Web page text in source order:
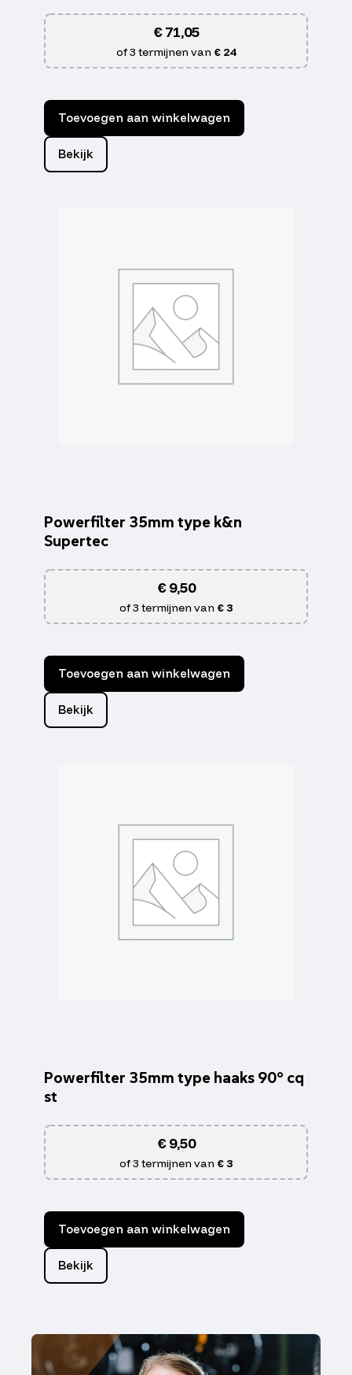
€71,05
of 3 termijnen van € 24
Toevoegen aan winkelwagen
Bekijk
Powerfilter 35mm type k&n
Supertec
€9,50
of 3 termijnen van € 3
Toevoegen aan winkelwagen
Bekijk
Powerfilter 35mm type haaks 90° cq
st
€9,50
of 3 termijnen van € 3
Toevoegen aan winkelwagen
Bekijk